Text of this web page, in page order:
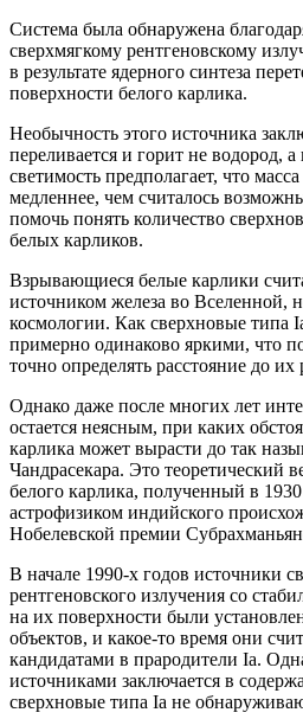
Система была обнаружена
сверхмягкому рентгеновскому
в результате ядерного синтеза
поверхности белого карлика.
Необычность этого источника
переливается и горит не водород,
светимость предполагает, что
медленнее, чем считалось
помочь понять количество
белых карликов.
Взрывающиеся белые карлики
источником железа во
космологии. Как сверхновые типа
примерно одинаково яркими, что
точно определять расстояние до их
Однако даже после многих лет
остается неясным, при каких
карлика может вырасти до так
Чандрасекара. Это теоретический
белого карлика, полученный в
астрофизиком индийского
Нобелевской премии
В начале 1990-х годов источники
рентгеновского излучения со
на их поверхности были
объектов, и какое-то время они
кандидатами в прародители Ia.
источниками заключается в
сверхновые типа Ia не